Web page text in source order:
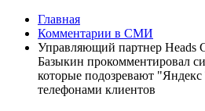
Главная
Комментарии в СМИ
Управляющий партнер Heads
Базыкин прокомментировал
которые подозревают "Яндекс
телефонами клиентов